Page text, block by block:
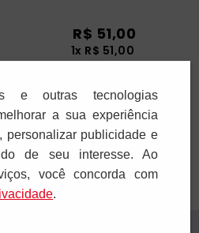
R$ 51,00
1x R$ 51,00
Adicionar
e outras tecnologias
a sua experiência
personalizar publicidade e
de seu interesse. Ao
você concorda com
.